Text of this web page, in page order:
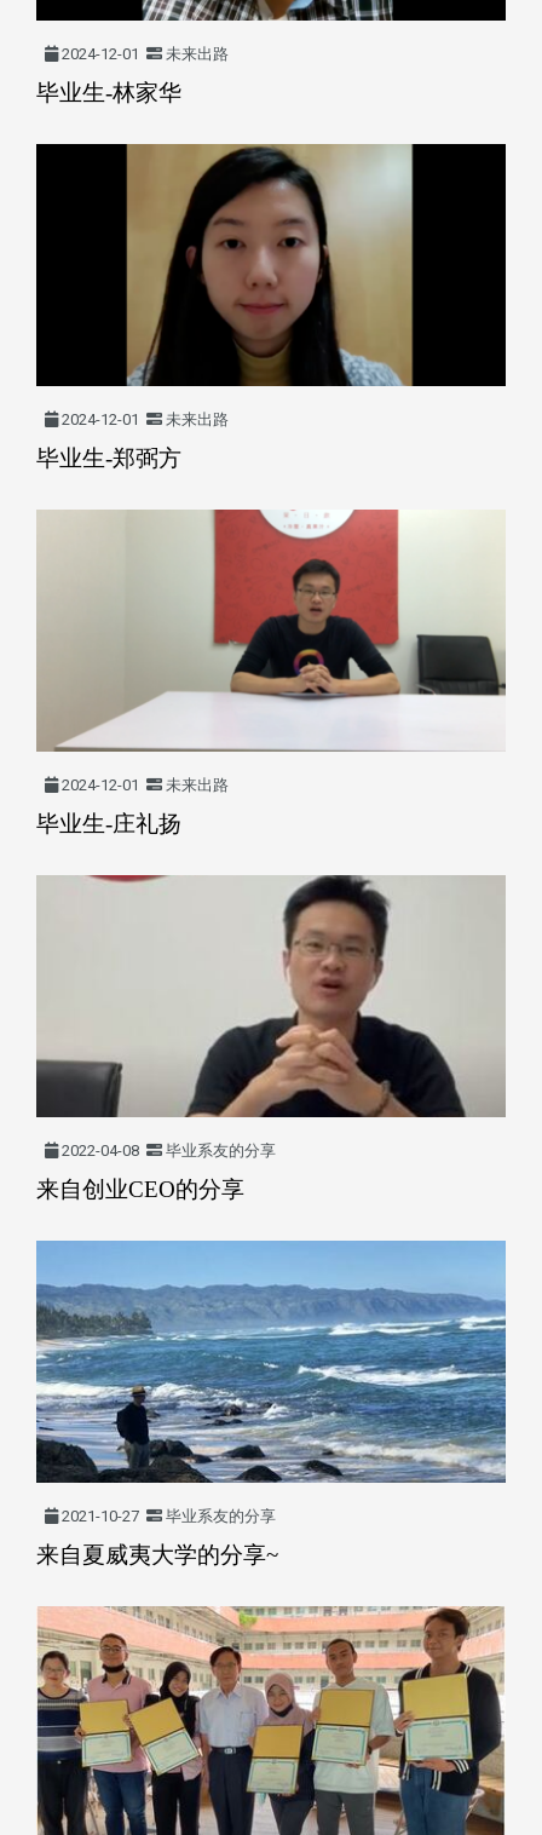
2024-12-01 未来出路
毕业生-林家华
2024-12-01 未来出路
毕业生-郑弼方
2024-12-01 未来出路
毕业生-庄礼扬
2022-04-08 毕业系友的分享
来自创业CEO的分享
2021-10-27 毕业系友的分享
来自夏威夷大学的分享~